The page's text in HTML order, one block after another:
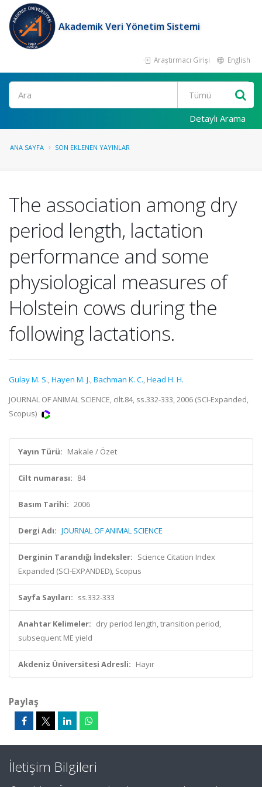
Akademik Veri Yönetim Sistemi
Araştırmacı Girişi English
Ara
Detaylı Arama
ANA SAYFA SON EKLENEN YAYINLAR
The association among dry
period length, lactation
performance and some
physiological measures of
Holstein cows during the
following lactations.
Gulay M. S.,Hayen M. J.,Bachman K. C.,Head H. H.
JOURNAL OF ANIMAL SCIENCE, cilt.84, ss.332-333, 2006 (SCI-Expanded,
Scopus)
Yayın Türü: Makale / Özet
Cilt numarası: 84
Basım Tarihi: 2006
Dergi Adı: JOURNAL OF ANIMAL SCIENCE
Derginin Tarandığı İndeksler: Science Citation Index
Expanded (SCI-EXPANDED), Scopus
Sayfa Sayıları: ss.332-333
Anahtar Kelimeler: dry period length, transition period,
subsequent ME yield
Akdeniz Üniversitesi Adresli: Hayır
Paylaş
İletişim Bilgileri